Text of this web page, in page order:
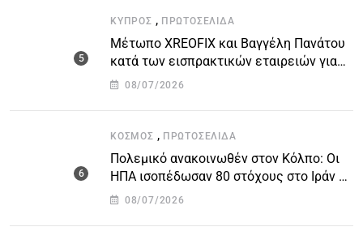
ΚΎΠΡΟΣ , ΠΡΩΤΟΣΈΛΙΔΑ
Μέτωπο XREOFIX και Βαγγέλη Πανάτου
κατά των εισπρακτικών εταιρειών για
την προστασία των δανειοληπτών
08/07/2026
ΚΌΣΜΟΣ , ΠΡΩΤΟΣΈΛΙΔΑ
Πολεμικό ανακοινωθέν στον Κόλπο: Οι
ΗΠΑ ισοπέδωσαν 80 στόχους στο Ιράν –
Μπαράζ επιθέσεων σε αμερικανικές
08/07/2026